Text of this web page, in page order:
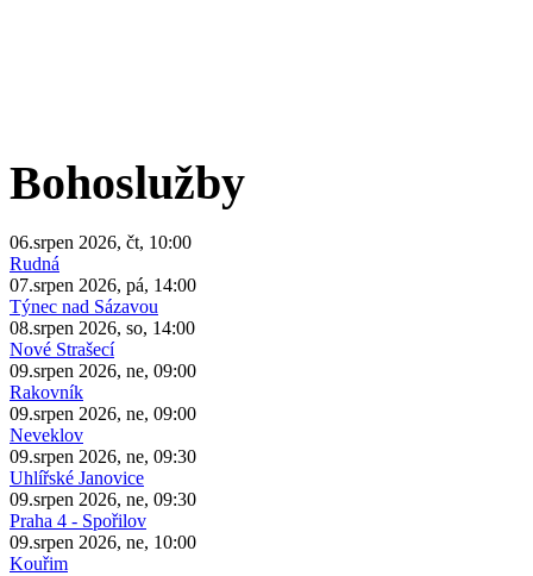
Bohoslužby
06.srpen 2026, čt, 10:00
Rudná
07.srpen 2026, pá, 14:00
Týnec nad Sázavou
08.srpen 2026, so, 14:00
Nové Strašecí
09.srpen 2026, ne, 09:00
Rakovník
09.srpen 2026, ne, 09:00
Neveklov
09.srpen 2026, ne, 09:30
Uhlířské Janovice
09.srpen 2026, ne, 09:30
Praha 4 - Spořilov
09.srpen 2026, ne, 10:00
Kouřim